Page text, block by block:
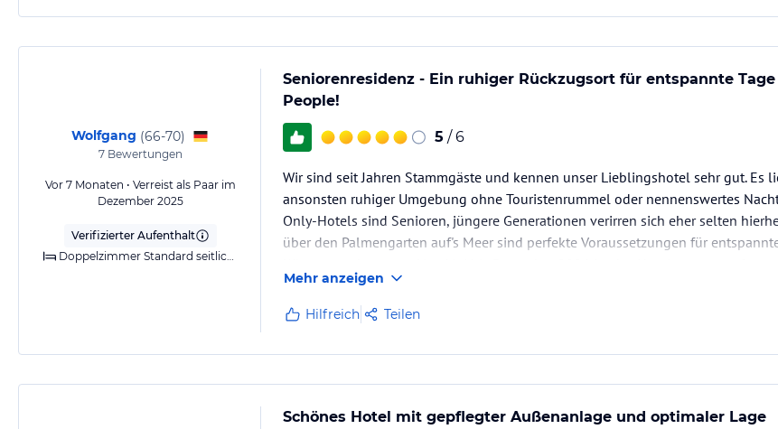
Wolfgang (66-70)
7Bewertungen
Vor 7 Monaten • Verreist als Paar im
Dezember 2025
Verifizierter Aufenthalt
Doppelzimmer Standard seitlichem Meerblick (Balkon oder Terrasse)
Seniorenresidenz - Ein ruhiger Rückzugsort für entspannte
People!
5 / 6
Wir sind seit Jahren Stammgäste und kennen unser Lieblingshotel sehr gut. Es
ansonsten ruhiger Umgebung ohne Touristenrummel oder nennenswertes
Only-Hotels sind Senioren, jüngere Generationen verirren sich eher selten
über den Palmengarten auf's Meer sind perfekte Voraussetzungen für
Mehr anzeigen
Hilfreich Teilen
Schönes Hotel mit gepflegter Außenanlage und optimaler Lage